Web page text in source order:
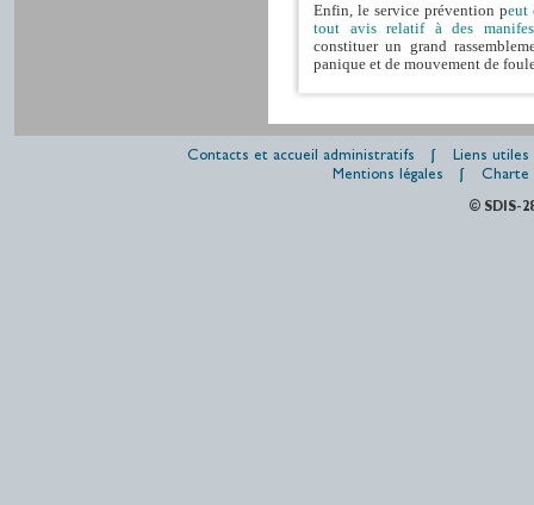
Enfin, le service prévention peut
tout avis relatif à des
constituer un grand
panique et de mouvement de
Contacts et accueil administratifs
Liens utiles
Mentions légales
Charte
© SDIS-